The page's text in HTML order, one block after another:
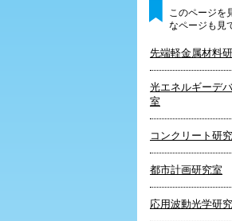
このページを
なページも見
先端軽金属材料
光エネルギーデ
室
コンクリート研
都市計画研究室
応用波動光学研